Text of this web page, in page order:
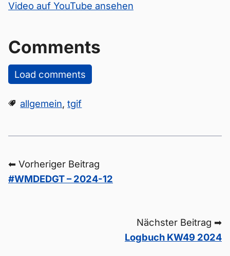
Video auf YouTube ansehen
Comments
Load comments
allgemein,tgif
⬅ Vorheriger Beitrag
#WMDEDGT – 2024-12
Nächster Beitrag ➡
Logbuch KW49 2024